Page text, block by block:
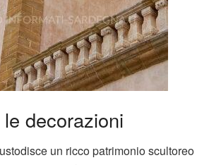
decorazioni
un ricco patrimonio scultoreo